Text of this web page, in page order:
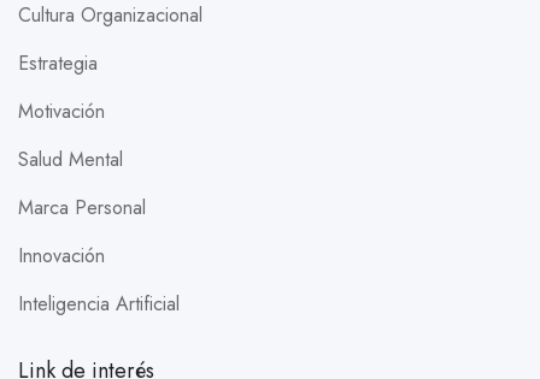
Cultura Organizacional
Estrategia
Motivación
Salud Mental
Marca Personal
Innovación
Inteligencia Artificial
Link de interés